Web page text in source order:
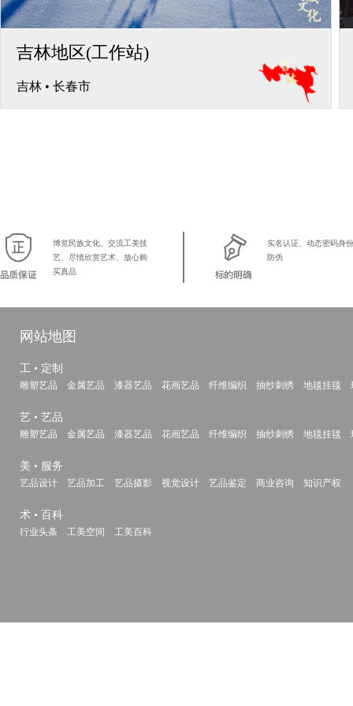
吉林地区(工作站)
吉林 • 长春市
博览民族文化、交流工美技
艺、尽情欣赏艺术、放心购
买真品
实名认证、动态密码身
防伪
网站地图
工 • 定制
雕塑艺品 金属艺品 漆器艺品 花画艺品 纤维编织 抽纱刺绣 地毯挂毯
艺 • 艺品
雕塑艺品 金属艺品 漆器艺品 花画艺品 纤维编织 抽纱刺绣 地毯挂毯
美 • 服务
艺品设计 艺品加工 艺品摄影 视觉设计 艺品鉴定 商业咨询 知识产权
术 • 百科
行业头条 工美空间 工美百科